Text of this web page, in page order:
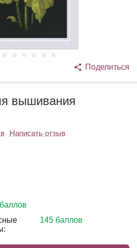
Поделиться
вышивания
Написать отзыв
145 баллов